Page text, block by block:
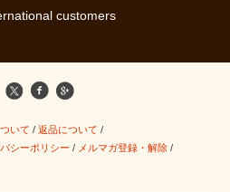
customers
いて / 返品について /
シーポリシー / メルマガ登録・解除 /